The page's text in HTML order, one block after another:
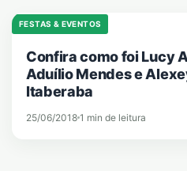
FESTAS & EVENTOS
Confira como foi Lucy
Aduílio Mendes e
Itaberaba
25/06/2018 1 min de leitura